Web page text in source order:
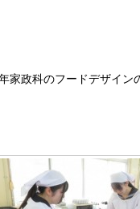
家政科のフードデザイン